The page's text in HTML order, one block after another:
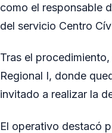
como el responsable
del servicio Centro
Tras el
Regional I, donde
invitado a realizar la
El operativo destacó